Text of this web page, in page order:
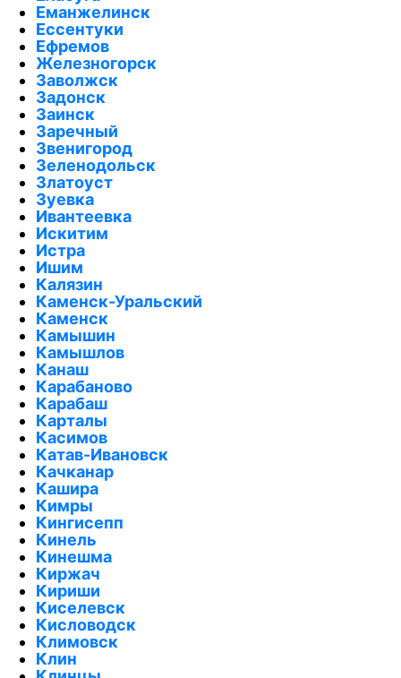
Еманжелинск
Ессентуки
Ефремов
Железногорск
Заволжск
Задонск
Заинск
Заречный
Звенигород
Зеленодольск
Златоуст
Зуевка
Ивантеевка
Искитим
Истра
Ишим
Калязин
Каменск-Уральский
Каменск
Камышин
Камышлов
Канаш
Карабаново
Карабаш
Карталы
Касимов
Катав-Ивановск
Качканар
Кашира
Кимры
Кингисепп
Кинель
Кинешма
Киржач
Кириши
Киселевск
Кисловодск
Климовск
Клин